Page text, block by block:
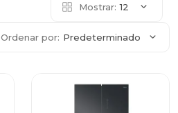
Mostrar: 12
Ordenar por: Predeterminado